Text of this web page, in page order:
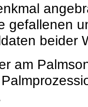
gefallenen
beider
am